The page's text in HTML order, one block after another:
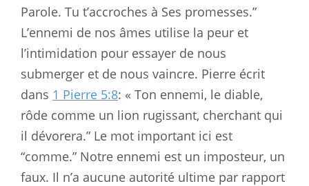
Parole. Tu t’accroches à Ses promesses.”
L’ennemi de nos âmes utilise la peur et
l’intimidation pour essayer de nous
submerger et de nous vaincre. Pierre écrit
dans 1 Pierre 5:8: « Ton ennemi, le diable,
rôde comme un lion rugissant, cherchant qui
il dévorera.” Le mot important ici est
“comme.” Notre ennemi est un imposteur, un
faux. Il n’a aucune autorité ultime par rapport